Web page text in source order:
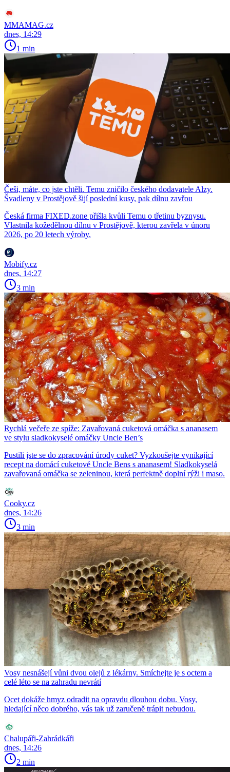
MMAMAG.cz
dnes, 14:29
1 min
Češi, máte, co jste chtěli. Temu zničilo českého dodavatele Alzy.
Švadleny v Prostějově šijí poslední kusy, pak dílnu zavřou
Česká firma FIXED.zone přišla kvůli Temu o třetinu byznysu.
Vlastnila kožedělnou dílnu v Prostějově, kterou zavřela v únoru
2026, po 20 letech výroby.
Mobify.cz
dnes, 14:27
3 min
Rychlá večeře ze spíže: Zavařovaná cuketová omáčka s ananasem
ve stylu sladkokyselé omáčky Uncle Ben’s
Pustili jste se do zpracování úrody cuket? Vyzkoušejte vynikající
recept na domácí cuketové Uncle Bens s ananasem! Sladkokyselá
zavařovaná omáčka se zeleninou, která perfektně doplní rýži i maso.
Cooky.cz
dnes, 14:26
3 min
Vosy nesnášejí vůni dvou olejů z lékárny. Smíchejte je s octem a
celé léto se na zahradu nevrátí
Ocet dokáže hmyz odradit na opravdu dlouhou dobu. Vosy,
hledající něco dobrého, vás tak už zaručeně trápit nebudou.
Chalupáři-Zahrádkáři
dnes, 14:26
2 min